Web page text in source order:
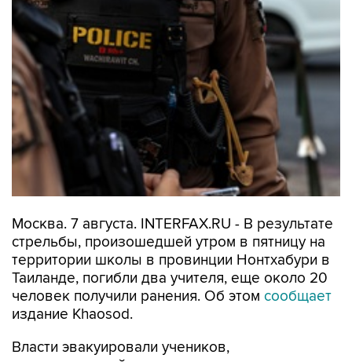
Москва. 7 августа. INTERFAX.RU - В результате
стрельбы, произошедшей утром в пятницу на
территории школы в провинции Нонтхабури в
Таиланде, погибли два учителя, еще около 20
человек получили ранения. Об этом сообщает
издание Khaosod.
Власти эвакуировали учеников,